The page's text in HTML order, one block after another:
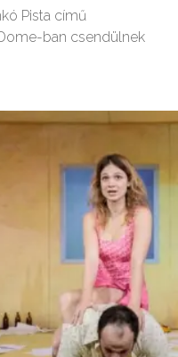
Pista című
ban csendülnek